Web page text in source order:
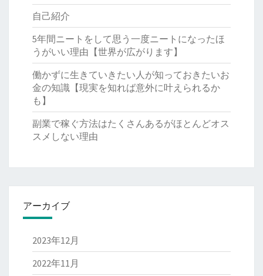
自己紹介
5年間ニートをして思う一度ニートになったほ
うがいい理由【世界が広がります】
働かずに生きていきたい人が知っておきたいお
金の知識【現実を知れば意外に叶えられるか
も】
副業で稼ぐ方法はたくさんあるがほとんどオス
スメしない理由
アーカイブ
2023年12月
2022年11月